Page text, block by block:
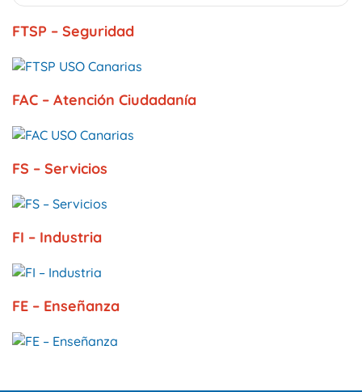
FTSP – Seguridad
FAC – Atención Ciudadanía
FS – Servicios
FI – Industria
FE – Enseñanza